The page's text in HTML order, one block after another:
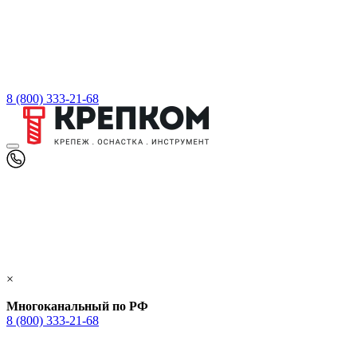
8 (800) 333-21-68
×
Многоканальный по РФ
8 (800) 333‑21-68